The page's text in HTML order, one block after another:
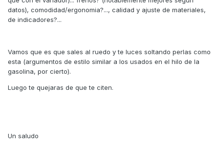
datos), comodidad/ergonomia?..., calidad y ajuste de materiales,
de indicadores?...
Vamos que es que sales al ruedo y te luces soltando perlas como
esta (argumentos de estilo similar a los usados en el hilo de la
gasolina, por cierto).
Luego te quejaras de que te citen.
Un saludo